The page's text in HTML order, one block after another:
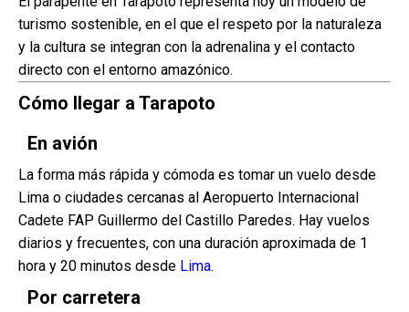
turismo sostenible, en el que el respeto por la naturaleza
y la cultura se integran con la adrenalina y el contacto
directo con el entorno amazónico.
Cómo llegar a Tarapoto
En avión
La forma más rápida y cómoda es tomar un vuelo desde
Lima o ciudades cercanas al Aeropuerto Internacional
Cadete FAP Guillermo del Castillo Paredes. Hay vuelos
diarios y frecuentes, con una duración aproximada de 1
hora y 20 minutos desde Lima.
Por carretera